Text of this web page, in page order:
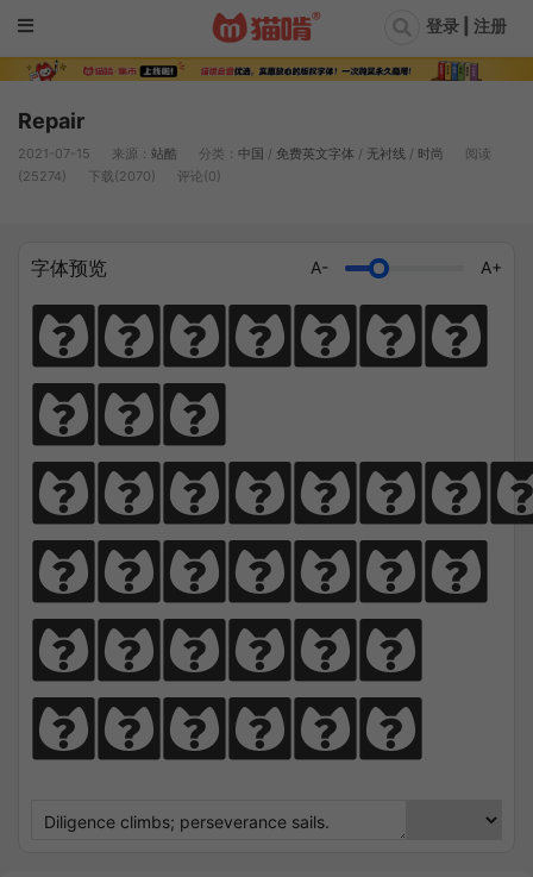
登录 | 注册
Repair
2021-07-15 来源： 站酷 分类： 中国 / 免费英文字体 / 无衬线 / 时尚
阅读
(25274)
下载(2070) 评论(0)
字体预览 A- A+
Diligen
ce
climbs;
perseve
rance
sails.